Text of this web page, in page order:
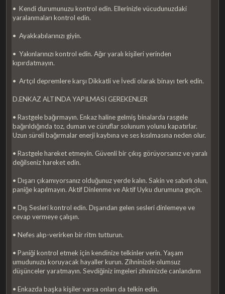
• Kendi durumunuzu kontrol edin. Ellerinizle vücudunuzdaki
yaralanmaları kontrol edin.
• Ayakkabılarınızı giyin.
• Yakınlarınızı kontrol edin. Ağır yaralı kişileri yerinden
kıpırdatmayın.
• Artçıl depremlere karşı Dikkatli ve İvedi olarak binayı terk edin.
D.ENKAZ ALTINDA YAPILMASI GEREKENLER
• Rastgele bağırmayın. Enkaz haline gelmiş binalarda rasgele
bağırıldığında toz, duman ve cüruflar solunum yolunu kapatırlar.
Uzun süreli bağırmalar enerji kaybına ve ses kısılmasına neden olur.
• Rastgele hareket etmeyin. Güvenli bir çıkış görüyorsanız ve yaralı
değilseniz hareket edin.
• Dışarı çıkamıyorsanız olduğunuz yerde kalın. Sakin ve sabırlı olun,
paniğe kapılmayın. Aktif Dinlenme ve Aktif Uyku durumuna geçin.
• Dış Sesleri kontrol edin. Dışarıdan gelen sesleri dinlemeye ve
cevap vermeye çalışın.
• Nefes alıp-verirken bir ritm tutturun.
• Paniği kontrol etmek için kendinize telkinler verin. Yaşam
umudunuzu koruyacak hayaller kurun. Zihninizde olumsuz
düşünceler yaratmayın. Sevdiğiniz imgeleri zihninizde canlandırın
• Enkazda başka kişiler varsa onları da telkin edin.